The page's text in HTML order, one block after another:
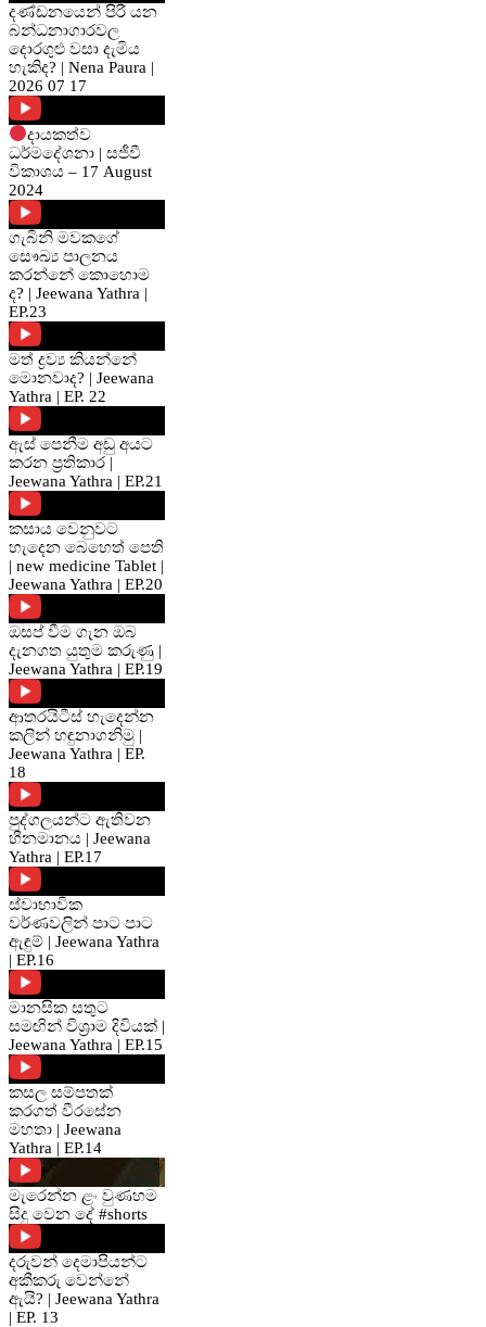
දණ්ඩනයෙන් පිරී යන
බන්ධනාගාරවල
දොරගුළු වසා දැමිය
හැකිද? | Nena Paura |
2026 07 17
දායකත්ව
ධර්මදේශනා | සජීවී
විකාශය – 17 August
2024
ගැබිනි මවකගේ
සෞඛ්‍ය පාලනය
කරන්නේ කොහොම
ද? | Jeewana Yathra |
EP.23
මත් ද්‍රව්‍ය කියන්නේ
මොනවාද? | Jeewana
Yathra | EP. 22
ඇස් පෙනීම අඩු අයට
කරන ප්‍රතිකාර |
Jeewana Yathra | EP.21
කසාය වෙනුවට
හැදෙන බෙහෙත් පෙති
| new medicine Tablet |
Jeewana Yathra | EP.20
ඔසප් වීම ගැන ඔබ
දැනගත යුතුම කරුණු ‍|
Jeewana Yathra | EP.19
ආතරයිටීස් හැදෙන්න
කලින් හඳුනාගනිමු |
Jeewana Yathra | EP.
18
පුද්ගලයන්ට ඇතිවන
හීනමානය | Jeewana
Yathra | EP.17
ස්වාභාවික
වර්ණවලින් පාට පාට
ඇඳුම් | Jeewana Yathra
| EP.16
මානසික සතුට
සමඟින් විශ්‍රාම දිවියක් |
Jeewana Yathra | EP.15
කසල සම්පතක්
කරගත් වීරසේන
මහතා | Jeewana
Yathra | EP.14
මැරෙන්න ළං වුණහම
සිදු වෙන දේ #shorts
දරුවන් දෙමාපියන්ට
අකීකරු වෙන්නේ
ඇයි? | Jeewana Yathra
| EP. 13